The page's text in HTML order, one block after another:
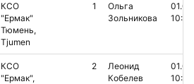
КСО
"Ермак"
Тюмень,
Tjumen
1
Ольга
Зольникова
10:10
КСО
"Ермак",
2
Леонид
Кобелев
10:08